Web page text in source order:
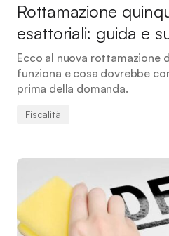
Rottamazione
esattoriali: guida e
Ecco al nuova rottamazione
funziona e cosa dovrebbe
prima della domanda.
Fiscalità